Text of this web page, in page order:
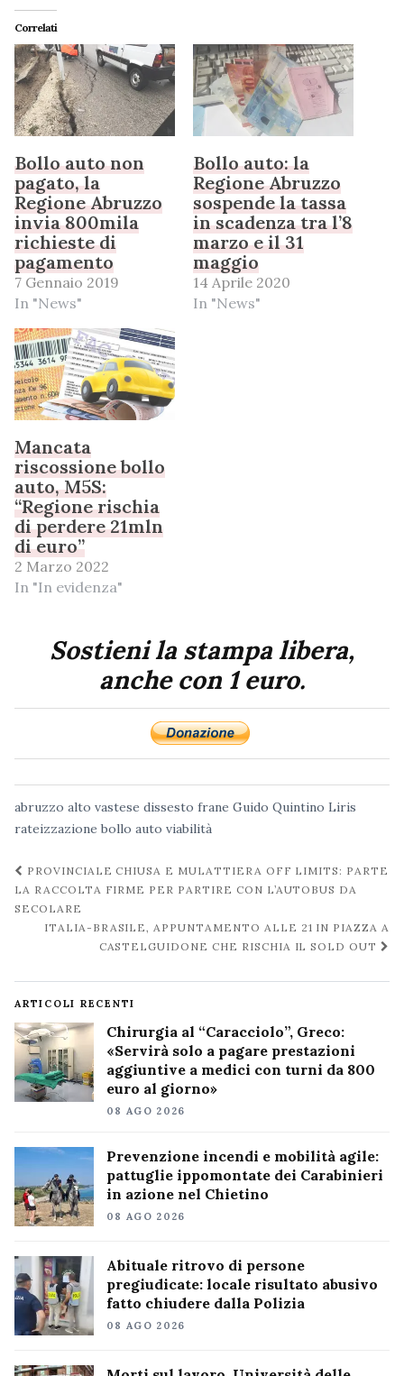
Correlati
Bollo auto non
pagato, la
Regione Abruzzo
invia 800mila
richieste di
pagamento
7 Gennaio 2019
In "News"
Bollo auto: la
Regione Abruzzo
sospende la tassa
in scadenza tra l’8
marzo e il 31
maggio
14 Aprile 2020
In "News"
Mancata
riscossione bollo
auto, M5S:
“Regione rischia
di perdere 21mln
di euro”
2 Marzo 2022
In "In evidenza"
Sostieni la stampa libera,
anche con 1 euro.
abruzzo alto vastese dissesto frane Guido Quintino Liris
rateizzazione bollo auto viabilità
Navigazione
post
PROVINCIALE CHIUSA E MULATTIERA OFF LIMITS: PARTE
LA RACCOLTA FIRME PER PARTIRE CON L’AUTOBUS DA
SECOLARE
ITALIA-BRASILE, APPUNTAMENTO ALLE 21 IN PIAZZA A
CASTELGUIDONE CHE RISCHIA IL SOLD OUT
ARTICOLI RECENTI
Chirurgia al “Caracciolo”, Greco:
«Servirà solo a pagare prestazioni
aggiuntive a medici con turni da 800
euro al giorno»
08 AGO 2026
Prevenzione incendi e mobilità agile:
pattuglie ippomontate dei Carabinieri
in azione nel Chietino
08 AGO 2026
Abituale ritrovo di persone
pregiudicate: locale risultato abusivo
fatto chiudere dalla Polizia
08 AGO 2026